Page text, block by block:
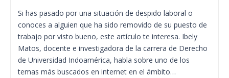
Si has pasado por una situación de despido laboral o
conoces a alguien que ha sido removido de su puesto de
trabajo por visto bueno, este artículo te interesa. Ibely
Matos, docente e investigadora de la carrera de Derecho
de Universidad Indoamérica, habla sobre uno de los
temas más buscados en internet en el ámbito…